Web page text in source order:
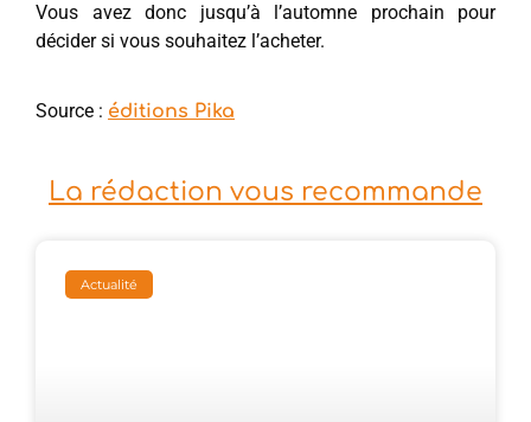
Vous avez donc jusqu’à l’automne prochain pour
décider si vous souhaitez l’acheter.
Source : éditions Pika
La rédaction vous recommande
Actualité